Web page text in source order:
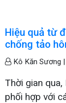
Hiệu quả từ
chống tảo
Kô Kăn Sương |
Thời gian
phối hợp với